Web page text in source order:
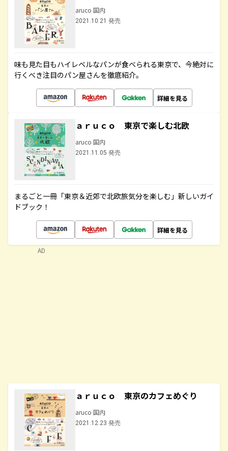
aruco 国内
2021.10.21 発売
味も見た目もハイレベルなパンが食べられる東京で、今絶対に
行くべき注目のパン屋さんを徹底紹介。
詳細を見る
ａｒｕｃｏ 東京で楽しむ北欧
aruco 国内
2021.11.05 発売
まるごと一冊「東京＆近郊で北欧旅気分を楽しむ」新しいガイ
ドブック！
詳細を見る
ａｒｕｃｏ 東京のカフェめぐり
aruco 国内
2021.12.23 発売
AD